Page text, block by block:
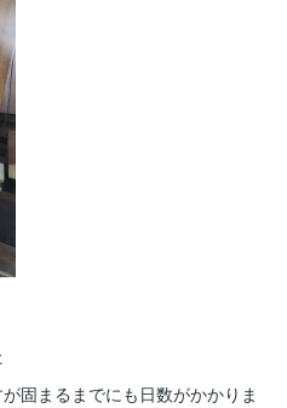
固まるまでにも日数がかかりま